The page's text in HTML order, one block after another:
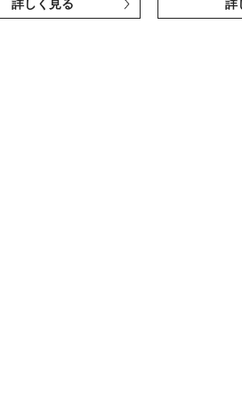
詳しく見る 詳